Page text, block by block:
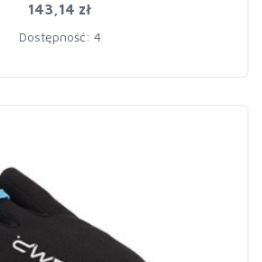
143,14 zł
Dostępność: 4